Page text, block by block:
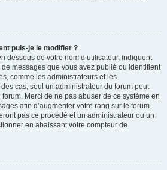
puis-je le modifier ?
dessous de votre nom d’utilisateur, indiquent
messages que vous avez publié ou identifient
comme les administrateurs et les
cas, seul un administrateur du forum peut
Merci de ne pas abuser de ce système en
afin d’augmenter votre rang sur le forum.
pas ce procédé et un administrateur ou un
en abaissant votre compteur de